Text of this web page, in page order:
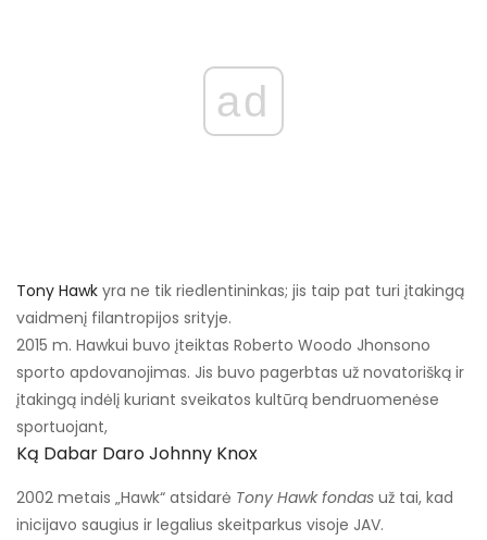
ad
Tony Hawk yra ne tik riedlentininkas; jis taip pat turi įtakingą
vaidmenį filantropijos srityje.
2015 m. Hawkui buvo įteiktas Roberto Woodo Jhonsono
sporto apdovanojimas. Jis buvo pagerbtas už novatorišką ir
įtakingą indėlį kuriant sveikatos kultūrą bendruomenėse
sportuojant,
Ką Dabar Daro Johnny Knox
2002 metais „Hawk“ atsidarė Tony Hawk fondas už tai, kad
inicijavo saugius ir legalius skeitparkus visoje JAV.